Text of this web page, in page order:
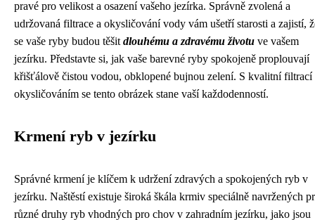
pravé pro velikost a osazení vašeho jezírka. Správně zvolená a
udržovaná filtrace a okysličování vody vám ušetří starosti a zajistí,
se vaše ryby budou těšit dlouhému a zdravému životu ve vašem
jezírku. Představte si, jak vaše barevné ryby spokojeně proplouvají
křišťálově čistou vodou, obklopené bujnou zelení. S kvalitní filtrací
okysličováním se tento obrázek stane vaší každodenností.
Krmení ryb v jezírku
Správné krmení je klíčem k udržení zdravých a spokojených ryb v
jezírku. Naštěstí existuje široká škála krmiv speciálně navržených
různé druhy ryb vhodných pro chov v zahradním jezírku, jako jsou